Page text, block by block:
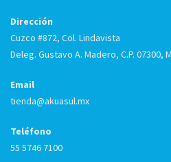
Dirección
Cuzco #872, Col. Lindavista
Deleg. Gustavo A. Madero, C.P. 07300,
Email
tienda@akuasul.mx
Teléfono
55 5746 7100